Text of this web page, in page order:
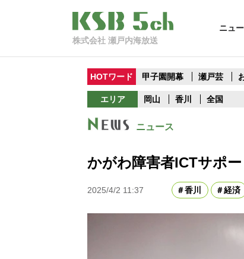
株式会社 瀬戸内海放送
ニュ
HOTワード 甲子園開幕 瀬戸芸
エリア 岡山 香川 全国
ニュース
かがわ障害者ICTサポ
2025/4/2 11:37 香川 経済